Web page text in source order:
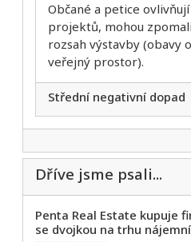
Občané a petice
projektů, mohou
rozsah výstavby (obavy
veřejný prostor).
Střední negativní dopad
Dříve jsme psali...
Penta Real Estate kupuje
se dvojkou na trhu